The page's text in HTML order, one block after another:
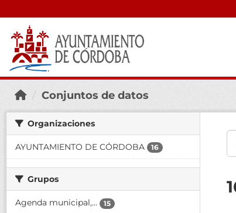
Conjuntos de datos
Organizaciones
AYUNTAMIENTO DE CÓRDOBA 16
Grupos
Agenda municipal,... 15